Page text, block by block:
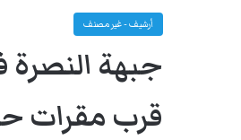
أرشيف - غير مصنف
جبهة النصرة
قرب مقرات